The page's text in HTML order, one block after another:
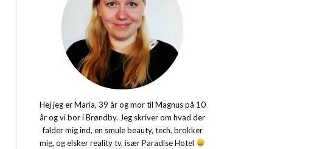
Hej jeg er Maria, 39 år og mor til Magnus på 10
år og vi bor i Brøndby. Jeg skriver om hvad der
falder mig ind, en smule beauty, tech, brokker
mig, og elsker reality tv, især Paradise Hotel